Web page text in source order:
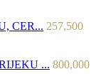
CER... 257,500
... 800,000